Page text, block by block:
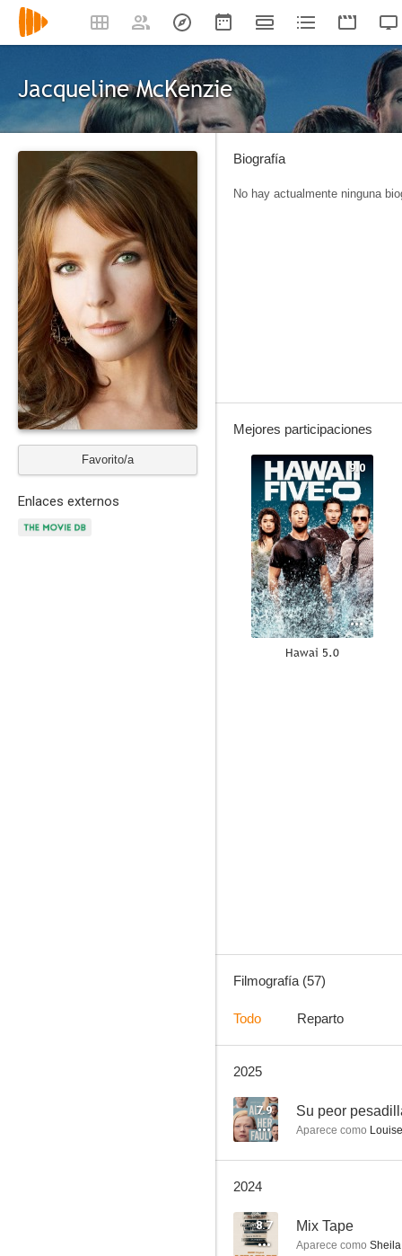
Jacqueline McKenzie
Favorito/a
Enlaces externos
Biografía
No hay actualmente ninguna
Mejores participaciones
9.0
Hawai 5.0
Filmografía (57)
Todo Reparto
2025
7.9 Su peor
Aparece como
2024
8.7 Mix Tape
Aparece como Sheila